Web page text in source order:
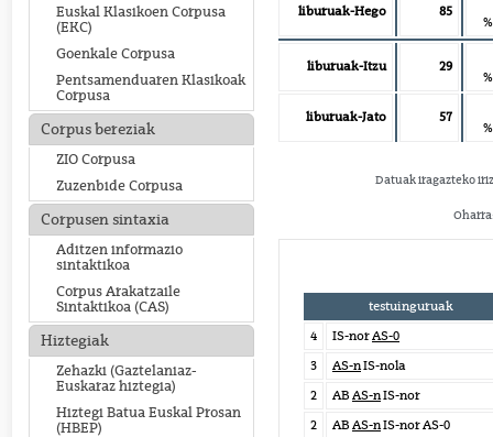
Euskal Klasikoen Corpusa
(EKC)
Goenkale Corpusa
Pentsamenduaren Klasikoak
Corpusa
Corpus bereziak
ZIO Corpusa
Zuzenbide Corpusa
Corpusen sintaxia
Aditzen informazio
sintaktikoa
Corpus Arakatzaile
Sintaktikoa (CAS)
Hiztegiak
Zehazki (Gaztelaniaz-
Euskaraz hiztegia)
Hiztegi Batua Euskal Prosan
(HBEP)
liburuak-Hego 85
liburuak-Itzu 29
liburuak-Jato 57
Datuak iragazteko
testuinguruak
4
IS-norAS-0
3
AS-nIS-nola
2
AB AS-nIS-nor
2
AB AS-nIS-nor AS-0